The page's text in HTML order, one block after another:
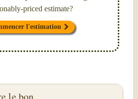
priced estimate?
l'estimation
le bon